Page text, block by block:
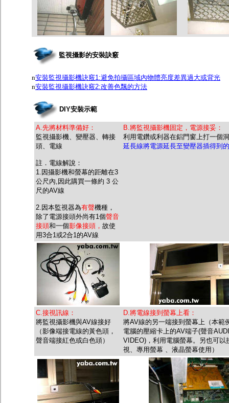
監視攝影的安裝訣竅
n安裝監視攝影機訣竅1:避免拍攝區域內物體亮度差異過大或背光
n安裝監視攝影機訣竅2:改善色飄的方法
DIY安裝示範
A.先將材料準備好：
監視攝影機、變壓器、轉接
頭、電線
註．電線解說：
1.因攝影機和螢幕的距離在3
公尺內,因此購買一條約 3 公
尺的AV線
2.因本監視器為有聲機種，
除了電源接頭外尚有1個聲音
接頭和一個影像接頭， 故使
用3合1或2合1的AV線
B.將監視攝影機固定，電源接妥：
利用電鑽或利器在鋁門窗上打一個
延長線將電源延長至變壓器插得到
C.接視訊線：
將監視攝影機與AV線接好
（影像端接電線的黃色頭，
聲音端接紅色或白色頭）
D.將電線接到螢幕上看：
將AV線的另一端接到螢幕上（本範
電腦的壓縮卡上的AV端子(聲音
VIDEO)，利用電腦螢幕。另也可以
視、專用螢幕 、液晶螢幕使用）